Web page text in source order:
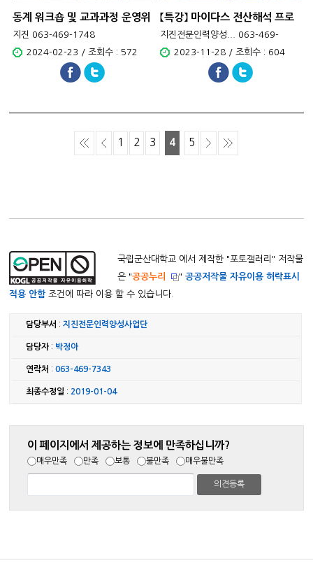
동계 워크숍 및 교과과정 운영위
원회의
지진 063-469-1748
2024-02-23 / 조회수 : 572
【특강】 마이다스 전산해석 프로
그램 교육
지진전문인력양성... 063-469-
17482023-11-28 / 조회수 : 604
1 2 3 4 5
국립군산대학교 에서 제작한 "포토갤러리 " 저작물
은 "공공누리 "공공저작물 자유이용 허락표시
적용 안함조건에 따라 이용 할 수 있습니다.
담당부서 :지진전문인력양성사업단
담당자: 박정아
연락처 :063-469-7343
최종수정일 : 2019-01-04
이 페이지에서 제공하는 정보에 만족하십니까?
매우만족 만족 보통 불만족 매우불만족